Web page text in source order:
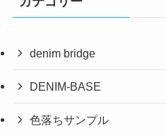
denim bridge
DENIM-BASE
色落ちサンプル